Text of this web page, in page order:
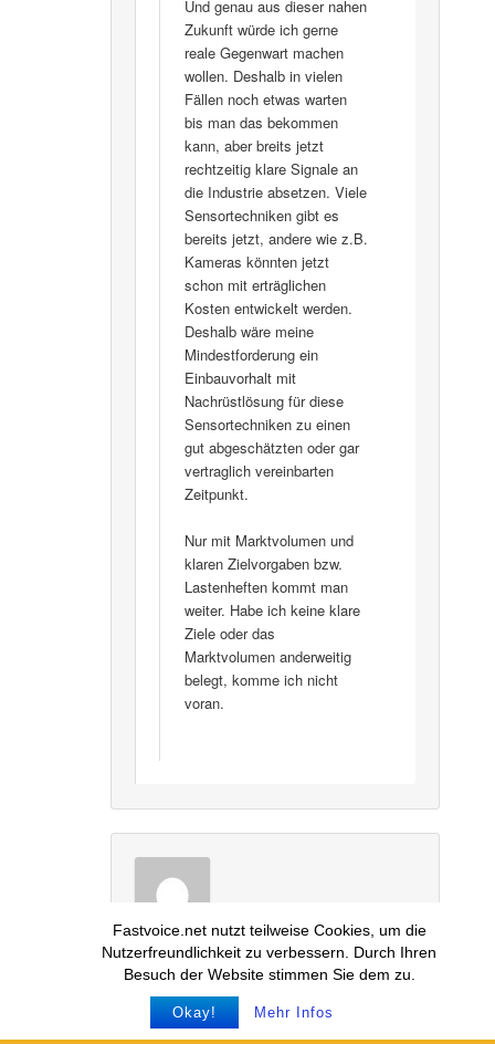
Fastvoice.net nutzt teilweise Cookies, um die
Nutzerfreundlichkeit zu verbessern. Durch Ihren
Besuch der Website stimmen Sie dem zu.
Okay! Mehr Infos
Und genau aus dieser nahen
Zukunft würde ich gerne
reale Gegenwart machen
wollen. Deshalb in vielen
Fällen noch etwas warten
bis man das bekommen
kann, aber breits jetzt
rechtzeitig klare Signale an
die Industrie absetzen. Viele
Sensortechniken gibt es
bereits jetzt, andere wie z.B.
Kameras könnten jetzt
schon mit erträglichen
Kosten entwickelt werden.
Deshalb wäre meine
Mindestforderung ein
Einbauvorhalt mit
Nachrüstlösung für diese
Sensortechniken zu einen
gut abgeschätzten oder gar
vertraglich vereinbarten
Zeitpunkt.
Nur mit Marktvolumen und
klaren Zielvorgaben bzw.
Lastenheften kommt man
weiter. Habe ich keine klare
Ziele oder das
Marktvolumen anderweitig
belegt, komme ich nicht
voran.
Wolfgang Hertersagte am1.1.2016 um 21:37
:
Zum Thema Stromschlag:
Im ersten LED-Test der StiWa befand sich